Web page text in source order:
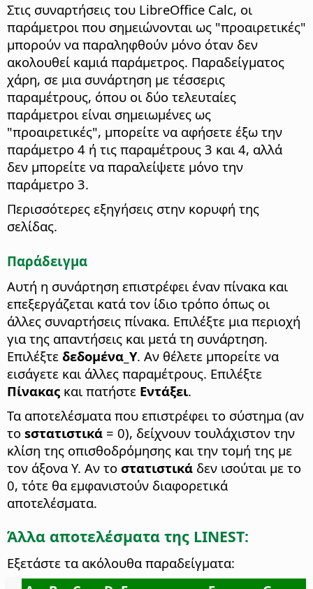
Στις συναρτήσεις του LibreOffice Calc, οι
παράμετροι που σημειώνονται ως "προαιρετικές"
μπορούν να παραληφθούν μόνο όταν δεν
ακολουθεί καμιά παράμετρος. Παραδείγματος
χάρη, σε μια συνάρτηση με τέσσερις
παραμέτρους, όπου οι δύο τελευταίες
παράμετροι είναι σημειωμένες ως
"προαιρετικές", μπορείτε να αφήσετε έξω την
παράμετρο 4 ή τις παραμέτρους 3 και 4, αλλά
δεν μπορείτε να παραλείψετε μόνο την
παράμετρο 3.
Περισσότερες εξηγήσεις στην κορυφή της
σελίδας.
Παράδειγμα
Αυτή η συνάρτηση επιστρέφει έναν πίνακα και
επεξεργάζεται κατά τον ίδιο τρόπο όπως οι
άλλες συναρτήσεις πίνακα. Επιλέξτε μια περιοχή
για της απαντήσεις και μετά τη συνάρτηση.
Επιλέξτε δεδομένα_Y. Αν θέλετε μπορείτε να
εισάγετε και άλλες παραμέτρους. Επιλέξτε
Πίνακας και πατήστε Εντάξει.
Τα αποτελέσματα που επιστρέφει το σύστημα (αν
το sστατιστικά = 0), δείχνουν τουλάχιστον την
κλίση της οπισθοδρόμησης και την τομή της με
τον άξονα Y. Αν το στατιστικά δεν ισούται με το
0, τότε θα εμφανιστούν διαφορετικά
αποτελέσματα.
Άλλα αποτελέσματα της LINEST:
Εξετάστε τα ακόλουθα παραδείγματα: